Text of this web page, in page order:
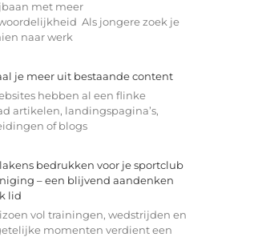
met meer
Als jongere zoek je
naar werk
je meer uit bestaande content
hebben al een flinke
artikelen, landingspagina’s,
of blogs
bedrukken voor je sportclub
– een blijvend aandenken
lid
vol trainingen, wedstrijden en
momenten verdient een